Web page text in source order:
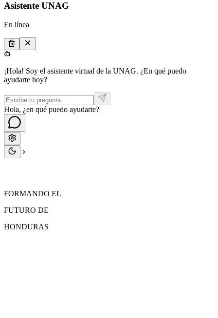
Asistente UNAG
En línea
¡Hola! Soy el asistente virtual de la UNAG. ¿En qué puedo
ayudarte hoy?
Hola, ¿en qué puedo ayudarte?
FORMANDO EL
FUTURO DE
HONDURAS